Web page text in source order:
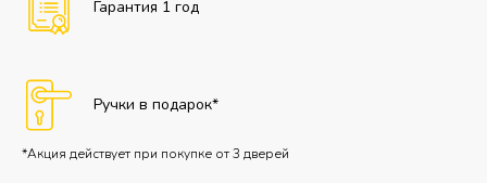
Гарантия 1 год
Ручки в подарок*
*Акция действует при покупке от 3 дверей